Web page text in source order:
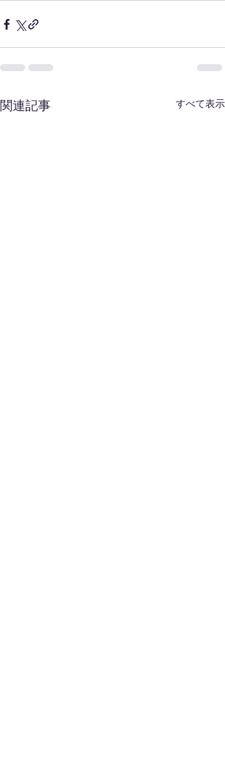
関連記事 すべて表示